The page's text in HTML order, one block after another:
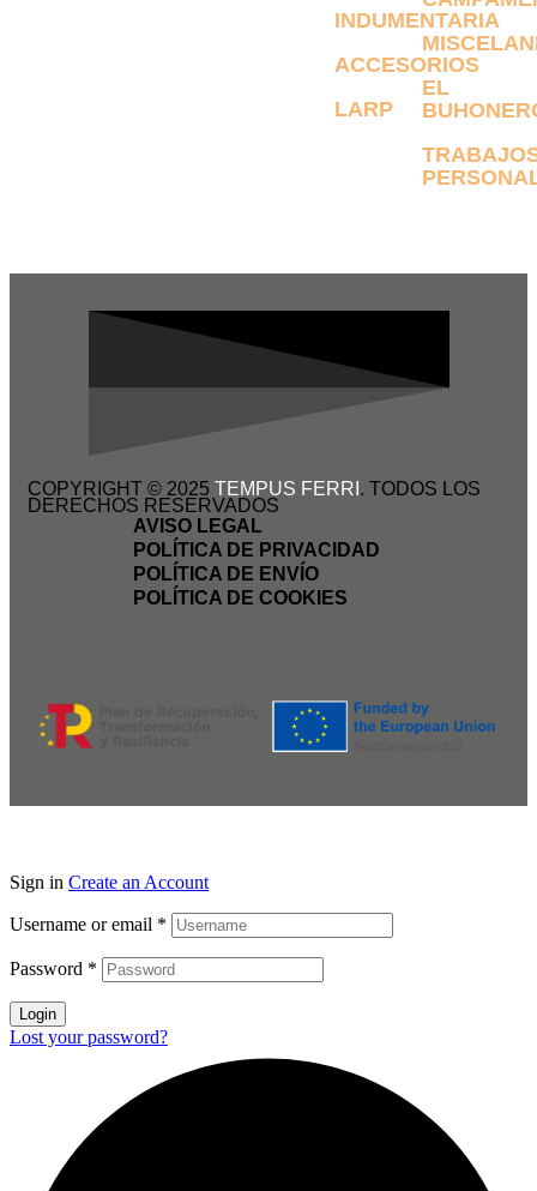
INDUMENTARIA
ACCESORIOS
LARP
EL
COPYRIGHT © 2025 TEMPUS FERRI . TODOS LOS
DERECHOS RESERVADOS
AVISO LEGAL
POLÍTICA DE PRIVACIDAD
POLÍTICA DE ENVÍO
POLÍTICA DE COOKIES
Sign in Create an Account
Username or email *
Password *
Login
Lost your password?